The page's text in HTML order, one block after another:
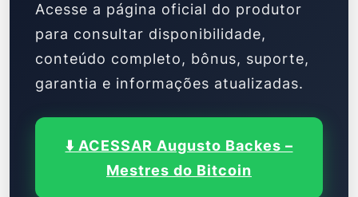
Acesse a página oficial do produtor
para consultar disponibilidade,
conteúdo completo, bônus, suporte,
garantia e informações atualizadas.
⬇️ ACESSAR Augusto Backes –
Mestres do Bitcoin